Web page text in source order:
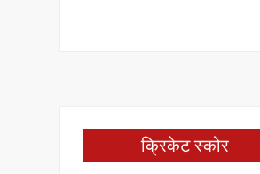
क्रिकेट स्कोर